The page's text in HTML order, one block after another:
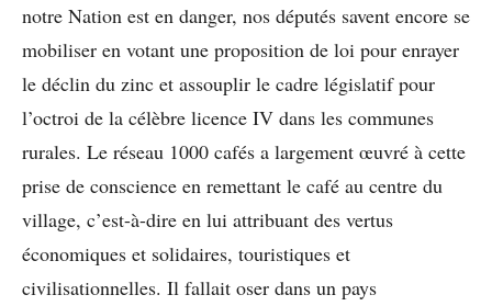
notre Nation est en danger, nos députés savent encore se
mobiliser en votant une proposition de loi pour enrayer
le déclin du zinc et assouplir le cadre législatif pour
l’octroi de la célèbre licence IV dans les communes
rurales. Le réseau 1000 cafés a largement œuvré à cette
prise de conscience en remettant le café au centre du
village, c’est-à-dire en lui attribuant des vertus
économiques et solidaires, touristiques et
civilisationnelles. Il fallait oser dans un pays